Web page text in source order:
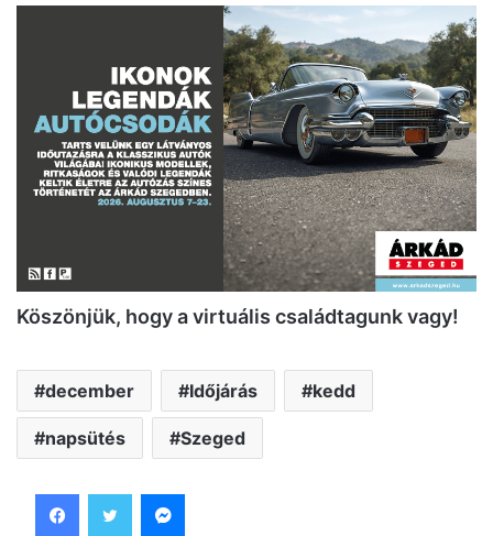
Köszönjük, hogy a virtuális családtagunk vagy!
december Időjárás kedd
napsütés Szeged